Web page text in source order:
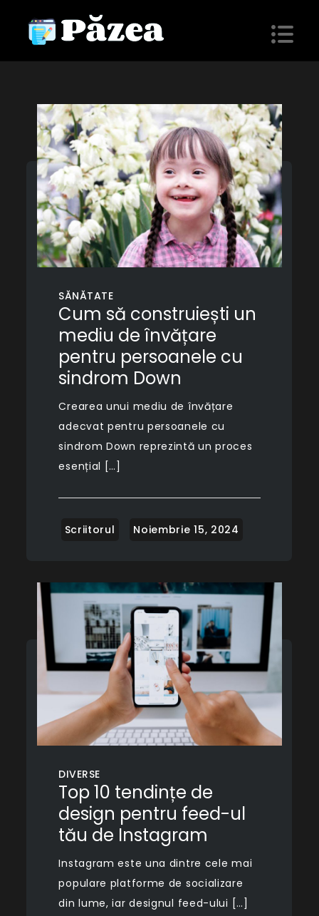
contentPăzea
SĂNĂTATE
Cum să construiești un
mediu de învățare
pentru persoanele cu
sindrom Down
Crearea unui mediu de învățare
adecvat pentru persoanele cu
sindrom Down reprezintă un proces
esențial […]
DIVERSE
Top 10 tendințe de
design pentru feed-ul
tău de Instagram
Instagram este una dintre cele mai
populare platforme de socializare
din lume, iar designul feed-ului […]